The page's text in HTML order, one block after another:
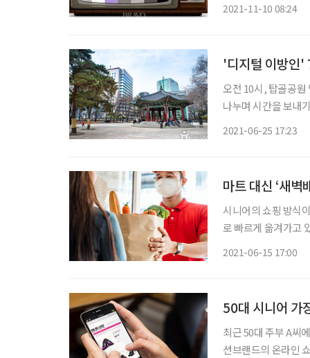
2021-11-10 08:24
'디지털 이방인'
오전 10시, 탑골공원
나누며 시간을 보내
2021-06-25 17:23
마트 대신 ‘새벽
시니어의 쇼핑 방식
로 빠르게 옮겨가고
2021-06-15 17:00
최근 50대 주부 A씨
션브랜드의 온라인